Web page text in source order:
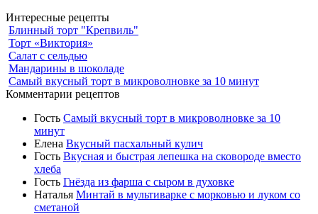
Интересные рецепты
Блинный торт "Крепвиль"
Торт «Виктория»
Салат с сельдью
Мандарины в шоколаде
Самый вкусный торт в микроволновке за 10 минут
Комментарии рецептов
Гость Самый вкусный торт в микроволновке за 10
минут
Елена Вкусный пасхальный кулич
Гость Вкусная и быстрая лепешка на сковороде вместо
хлеба
Гость Гнёзда из фарша с сыром в духовке
Наталья Минтай в мультиварке с морковью и луком со
сметаной